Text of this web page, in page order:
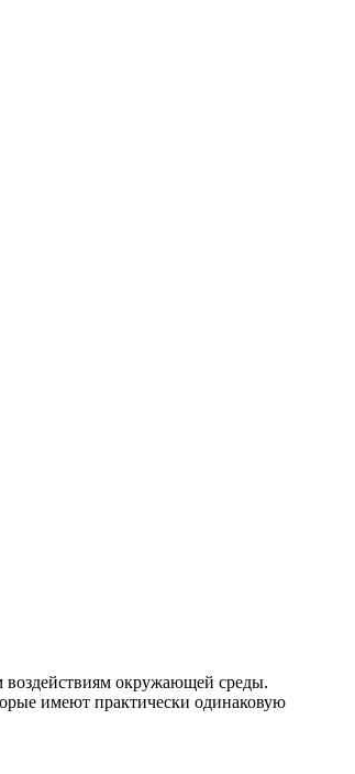
окружающей среды.
имеют практически одинаковую